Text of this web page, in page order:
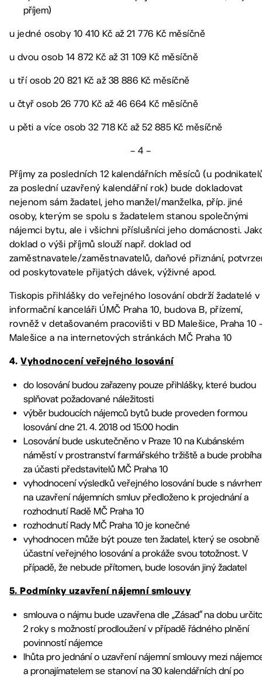
příjem)
u jedné osoby 10 410 Kč až 21 776 Kč měsíčně
u dvou osob 14 872 Kč až 31 109 Kč měsíčně
u tří osob 20 821 Kč až 38 886 Kč měsíčně
u čtyř osob 26 770 Kč až 46 664 Kč měsíčně
u pěti a více osob 32 718 Kč až 52 885 Kč měsíčně
– 4 –
Příjmy za posledních 12 kalendářních měsíců (u
za poslední uzavřený kalendářní rok) bude dokladovat
nejenom sám žadatel, jeho manžel/manželka, příp. jiné
osoby, kterým se spolu s žadatelem stanou společnými
nájemci bytu, ale i všichni příslušníci jeho domácnosti.
doklad o výši příjmů slouží např. doklad od
zaměstnavatele/zaměstnavatelů, daňové přiznání,
od poskytovatele přijatých dávek, výživné apod.
Tiskopis přihlášky do veřejného losování obdrží žadatelé v
informační kanceláři ÚMČ Praha 10, budova B, přízemí,
rovněž v detašovaném pracovišti v BD Malešice, Praha 10
Malešice a na internetových stránkách MČ Praha 10
4. Vyhodnocení veřejného losování
do losování budou zařazeny pouze přihlášky, které budou
splňovat požadované náležitosti
výběr budoucích nájemců bytů bude proveden formou
losování dne 21. 4. 2018 od 15:00 hodin
Losování bude uskutečněno v Praze 10 na Kubánském
náměstí v prostranství farmářského tržiště a bude
za účasti představitelů MČ Praha 10
vyhodnocení výsledků veřejného losování bude s
na uzavření nájemních smluv předloženo k projednání a
rozhodnutí Radě MČ Praha 10
rozhodnutí Rady MČ Praha 10 je konečné
vyhodnocen může být pouze ten žadatel, který se osobně
účastní veřejného losování a prokáže svou totožnost. V
případě, že nebude přítomen, bude losován jiný žadatel
5. Podmínky uzavření nájemní smlouvy
smlouva o nájmu bude uzavřena dle „Zásad“ na dobu
2 roky s možností prodloužení v případě řádného plnění
povinností nájemce
lhůta pro jednání o uzavření nájemní smlouvy mezi
a pronajímatelem se stanoví na 30 kalendářních dní po